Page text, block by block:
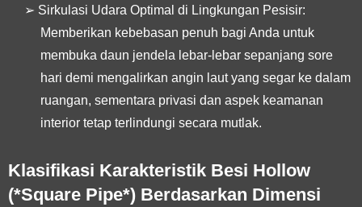
➢ Sirkulasi Udara Optimal di Lingkungan Pesisir:
Memberikan kebebasan penuh bagi Anda untuk
membuka daun jendela lebar-lebar sepanjang sore
hari demi mengalirkan angin laut yang segar ke dalam
ruangan, sementara privasi dan aspek keamanan
interior tetap terlindungi secara mutlak.
Klasifikasi Karakteristik Besi Hollow
(*Square Pipe*) Berdasarkan Dimensi